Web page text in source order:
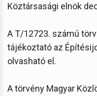
Köztársasági elnök
A T/12723. számú
tájékoztató az
olvasható el.
A törvény Magyar